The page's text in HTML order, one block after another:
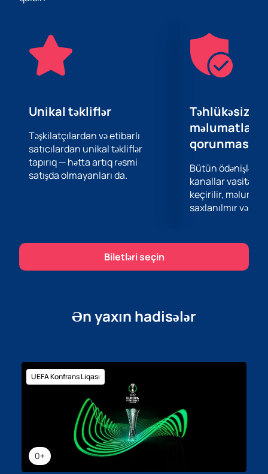
Sabah - Maccabi X matçı hər iki komandanın UEFA
olacağını vəd edir. Komandaların əvvəlki çıxışlarını
nəzərə alsaq, sizi sıx döyüş və çoxlu həyəcanlı anlar
gözləmək olar.
Bu mühüm idman tədbirinin şahidi olmaq fürsətini
bilərsiniz. Bank Respublika Arenada unudulmaz futbol
axşamına hazırlaşın və komandanıza turnirin növbəti
mərhələsinə yüksəlmək uğrunda mübarizədə dəstək
olun.
Unikal təkliflər
Təşkilatçılardan və etibarlı
satıcılardan unikal təkliflər
tapırıq — hətta artıq rəsmi
satışda olmayanları da.
Təhlükəsiz
məlumatların
qorunması
Bütün ödənişlər
kanallar
keçirilir,
saxlanılmır və
Biletləri seçin
Ən yaxın hadisələr
0+
UEFA Konfrans Liqası